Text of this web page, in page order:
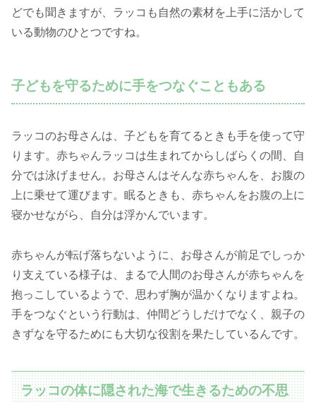
どでも聞きますが、ラッコも自然の素材を上手に活かして
いる動物のひとつですね。
子どもを守るために手をつなぐこともある
ラッコのお母さんは、子どもを育てるときも手を使って守
ります。赤ちゃんラッコは生まれてからしばらくの間、自
分では泳げません。お母さんはそんな赤ちゃんを、お腹の
上に乗せて運びます。眠るときも、赤ちゃんをお腹の上に
寝かせながら、自分は浮かんでいます。
赤ちゃんが転げ落ちないように、お母さんが前足でしっか
り支えている様子は、まるで人間のお母さんが赤ちゃんを
抱っこしているようで、思わず胸が温かくなりますよね。
手をつなぐという行動は、仲間どうしだけでなく、親子の
きずなを守るためにも大切な役割を果たしているんです。
ラッコの体に隠された海で生きるための不思